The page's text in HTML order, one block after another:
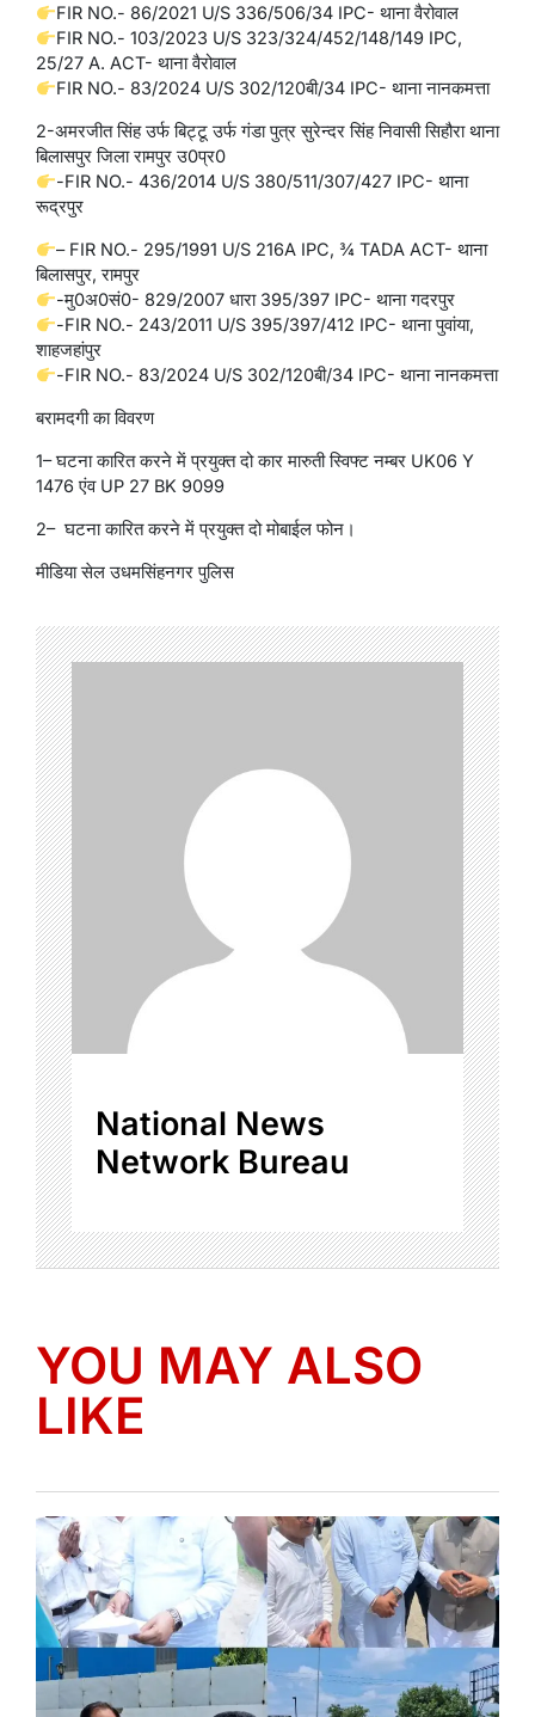
FIR NO.- 86/2021 U/S 336/506/34 IPC- थाना वैरोवाल
FIR NO.- 103/2023 U/S 323/324/452/148/149 IPC,
25/27 A. ACT- थाना वैरोवाल
FIR NO.- 83/2024 U/S 302/120बी/34 IPC- थाना नानकमत्ता
2-अमरजीत सिंह उर्फ बिट्टू उर्फ गंडा पुत्र सुरेन्दर सिंह निवासी सिहौरा थाना
बिलासपुर जिला रामपुर उ0प्र0
-FIR NO.- 436/2014 U/S 380/511/307/427 IPC- थाना
रूद्रपुर
– FIR NO.- 295/1991 U/S 216A IPC, ¾ TADA ACT- थाना
बिलासपुर, रामपुर
-मु0अ0सं0- 829/2007 धारा 395/397 IPC- थाना गदरपुर
-FIR NO.- 243/2011 U/S 395/397/412 IPC- थाना पुवांया,
शाहजहांपुर
-FIR NO.- 83/2024 U/S 302/120बी/34 IPC- थाना नानकमत्ता
बरामदगी का विवरण
1– घटना कारित करने में प्रयुक्त दो कार मारुती स्विफ्ट नम्बर UK06 Y
1476 एंव UP 27 BK 9099
2– घटना कारित करने में प्रयुक्त दो मोबाईल फोन।
मीडिया सेल उधमसिंहनगर पुलिस
National News
Network Bureau
YOU MAY ALSO
LIKE